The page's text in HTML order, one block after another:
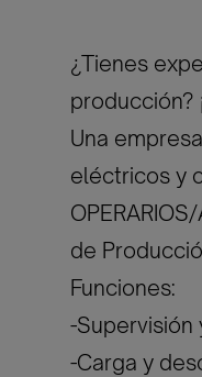
¿Tienes
producción?
Una
eléctricos y
de
Funciones:
-Supervisión
-Carga y